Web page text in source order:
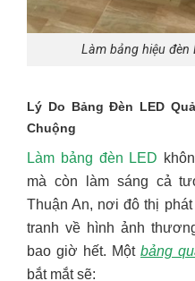
Làm bảng hiệu đèn
Lý Do Bảng Đèn LED
Chuộng
Làm bảng đèn LED
mà còn làm sáng cả
Thuận An, nơi đô thị
tranh về hình ảnh
bao giờ hết. Một bảng
bắt mắt sẽ: